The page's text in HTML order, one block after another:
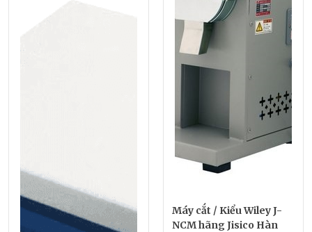
Máy cắt / Kiểu Wiley J-
NCM hãng Jisico Hàn